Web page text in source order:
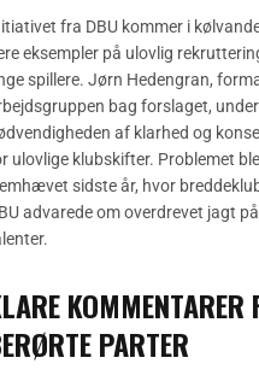
fra DBU kommer i
eksempler på ulovlig
spillere. Jørn Hedengran,
bag forslaget,
af klarhed og
ulovlige klubskifter. Problemet
sidste år, hvor
advarede om overdrevet jagt
KOMMENTARER
PARTER